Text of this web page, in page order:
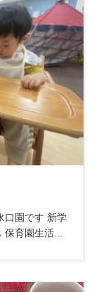
口園です 新学
育園生活...